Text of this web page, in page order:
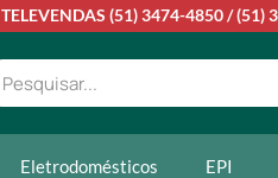
TELEVENDAS (51) 3474-4850/(51)
Eletrodomésticos EPI